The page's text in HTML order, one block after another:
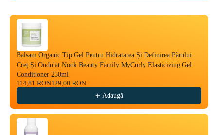
Balsam Organic Tip Gel Pentru Hidratarea Și Definirea Părului
Creț Și Ondulat Nook Beauty Family MyCurly Elasticizing Gel
Conditioner 250ml
114,81 RON129,00 RON
Adaugă